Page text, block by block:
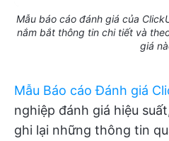
Mẫu báo cáo đánh giá của
nắm bắt thông tin chi tiết và
giá
Mẫu Báo cáo Đánh giá
nghiệp đánh giá hiệu
ghi lại những thông tin